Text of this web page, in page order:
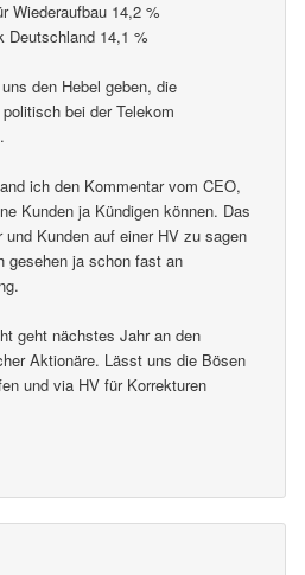
Wiederaufbau 14,2 %
Deutschland 14,1 %
den Hebel geben, die
bei der Telekom
ich den Kommentar vom CEO,
Kunden ja Kündigen können. Das
und Kunden auf einer HV zu sagen
gesehen ja schon fast an
geht nächstes Jahr an den
Aktionäre. Lässt uns die Bösen
und via HV für Korrekturen